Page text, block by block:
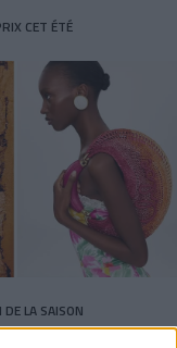
CET ÉTÉ
LA SAISON